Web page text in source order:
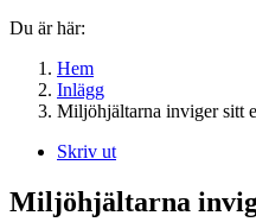
Du är här:
Hem
Inlägg
Miljöhjältarna inviger sitt
Skriv ut
Miljöhjältarna